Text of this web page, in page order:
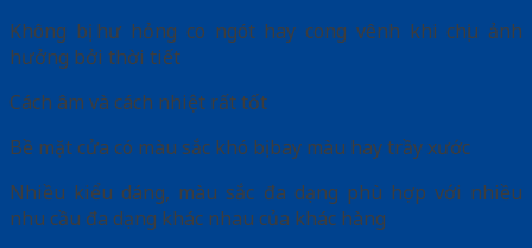
Không bị hư hỏng co ngót hay cong vênh khi chịu ảnh
hưởng bởi thời tiết
Cách âm và cách nhiệt rất tốt
Bề mặt cửa có màu sắc khó bị bay màu hay trầy xước
Nhiều kiểu dáng, màu sắc đa dạng phù hợp với nhiều
nhu cầu đa dạng khác nhau của khác hàng